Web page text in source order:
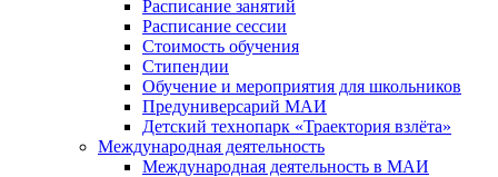
Расписание занятий
Расписание сессии
Стоимость обучения
Стипендии
Обучение и мероприятия для школьников
Предуниверсарий МАИ
Детский технопарк «Траектория взлёта»
Международная деятельность
Международная деятельность в МАИ